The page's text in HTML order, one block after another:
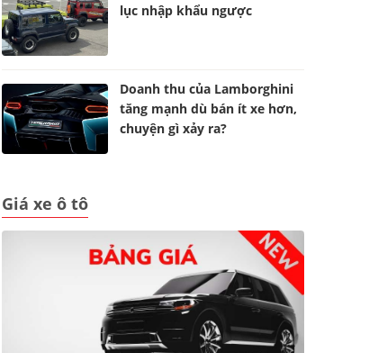
lục nhập khẩu ngược
Doanh thu của Lamborghini
tăng mạnh dù bán ít xe hơn,
chuyện gì xảy ra?
Giá xe ô tô